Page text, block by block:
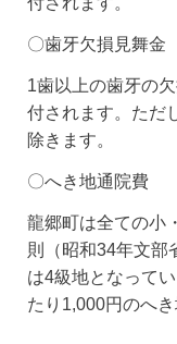
〇歯牙欠損見舞金
1歯以上の歯牙の
付されます。ただ
除きます。
〇へき地通院費
龍郷町は全ての小
則（昭和34年文部
は4級地となって
たり1,000円のへ